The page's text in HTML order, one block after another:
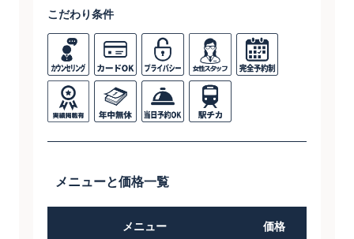
こだわり条件
メニューと価格一覧
メニュー 価格